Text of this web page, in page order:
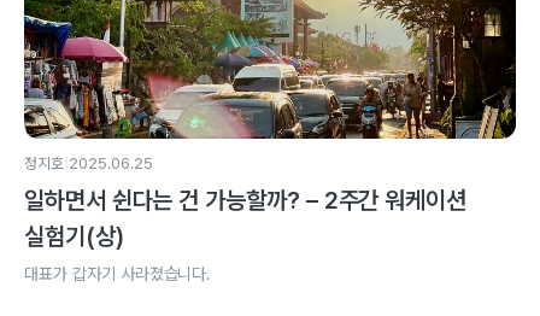
정지호 2025.06.25
일하면서 쉰다는 건 가능할까? – 2주간 워케이션
실험기(상)
대표가 갑자기 사라졌습니다.